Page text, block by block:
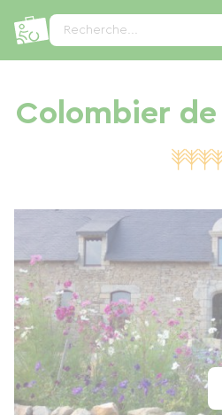
Recherche...
Colombier
Panneau de gestion des